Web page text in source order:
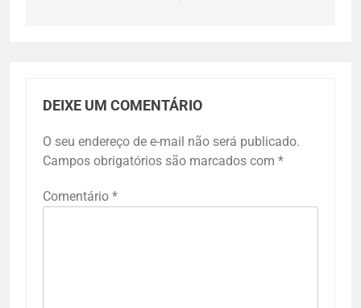
DEIXE UM COMENTÁRIO
O seu endereço de e-mail não será publicado.
Campos obrigatórios são marcados com *
Comentário *